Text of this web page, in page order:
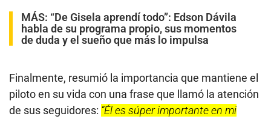
MÁS: “De Gisela aprendí todo”: Edson Dávila
habla de su programa propio, sus momentos
de duda y el sueño que más lo impulsa
Finalmente, resumió la importancia que mantiene el
piloto en su vida con una frase que llamó la atención
de sus seguidores: “Él es súper importante en mi